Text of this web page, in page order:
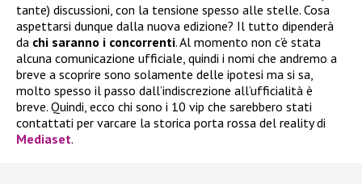
tante) discussioni, con la tensione spesso alle stelle. Cosa
aspettarsi dunque dalla nuova edizione? Il tutto dipenderà
da chi saranno i concorrenti. Al momento non c’è stata
alcuna comunicazione ufficiale, quindi i nomi che andremo a
breve a scoprire sono solamente delle ipotesi ma si sa,
molto spesso il passo dall’indiscrezione all’ufficialità è
breve. Quindi, ecco chi sono i 10 vip che sarebbero stati
contattati per varcare la storica porta rossa del reality di
Mediaset.